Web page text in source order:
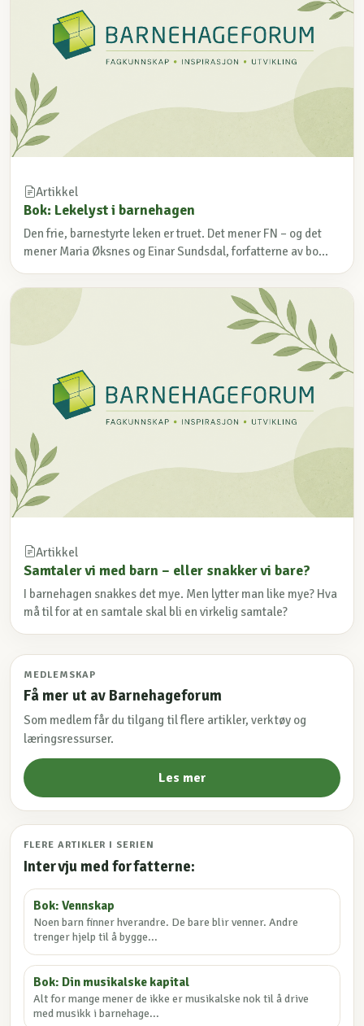
Artikkel
Bok: Lekelyst i barnehagen
Den frie, barnestyrte leken er truet. Det mener FN – og det
mener Maria Øksnes og Einar Sundsdal, forfatterne av bo...
Artikkel
Samtaler vi med barn – eller snakker vi bare?
I barnehagen snakkes det mye. Men lytter man like mye? Hva
må til for at en samtale skal bli en virkelig samtale?
MEDLEMSKAP
Få mer ut av Barnehageforum
Som medlem får du tilgang til flere artikler, verktøy og
læringsressurser.
Les mer
FLERE ARTIKLER I SERIEN
Intervju med forfatterne:
Bok: Vennskap
Noen barn finner hverandre. De bare blir venner. Andre
trenger hjelp til å bygge...
Bok: Din musikalske kapital
Alt for mange mener de ikke er musikalske nok til å drive
med musikk i barnehage...